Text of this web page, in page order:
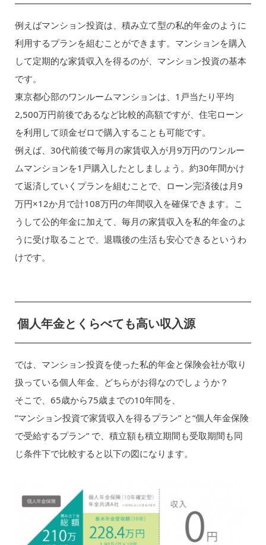
例えばマンション投資は、積み立て型の私的年金のように
利用するプランを組むことができます。マンションを購入
して定期的な家賃収入を得るのが、マンション投資の基本
です。
東京都心部のワンルームマンションは、1戸当たり平均
2,500万円前後であるなど比較的高額ですが、住宅ローン
を利用して頭金ゼロで購入することも可能です。
例えば、30代前後で毎月の家賃収入が月9万円のワンルー
ムマンションを1戸購入したとしましょう。約30年間かけ
て返済していくプランを組むことで、ローン完済後は月9
万円×12か月で計108万円の年間収入を確保できます。こ
うして公的年金に加えて、毎月の家賃収入を私的年金のよ
うに受け取ることで、退職後の生活も安心できるというわ
けです。
個人年金とくらべても高い収入源
では、マンション投資を使った私的年金と保険会社が取り
扱っている個人年金、どちらがお得なのでしょうか？
そこで、65歳から75歳までの10年間を、
”マンション投資で家賃収入を得るプラン” と“個人年金保険
で受給するプラン” で、積立額も積立期間も受取期間も同
じ条件下で比較すると以下の図になります。